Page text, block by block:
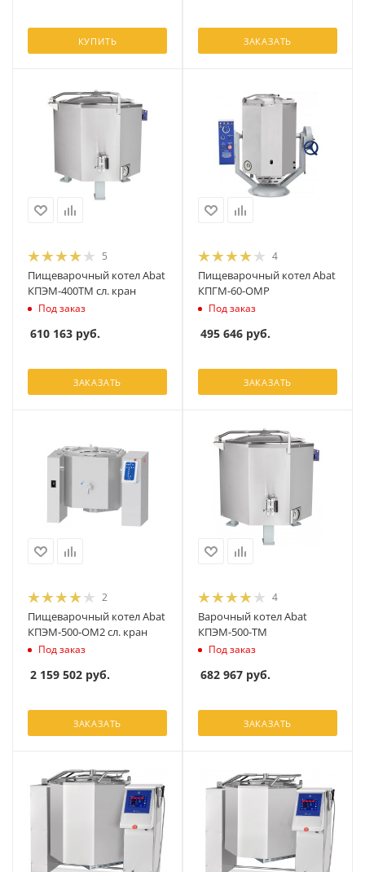
КУПИТЬ ЗАКАЗАТЬ
5
Пищеварочный котел Abat
КПЭМ-400ТМ сл. кран
Под заказ
610 163 руб.
ЗАКАЗАТЬ
4
Пищеварочный котел Abat
КПГМ-60-ОМР
Под заказ
495 646 руб.
ЗАКАЗАТЬ
2
Пищеварочный котел Abat
КПЭМ‑500‑ОМ2 сл. кран
Под заказ
2 159 502 руб.
ЗАКАЗАТЬ
4
Варочный котел Abat
КПЭМ-500-ТМ
Под заказ
682 967 руб.
ЗАКАЗАТЬ